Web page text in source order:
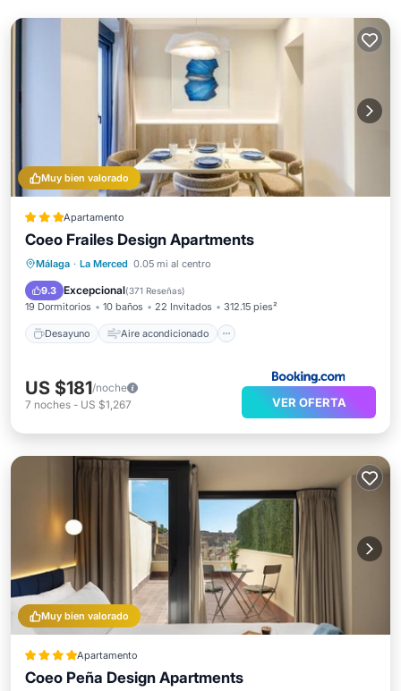
Muy bien valorado
Apartamento
Coeo Frailes Design Apartments
Málaga · La Merced 0.05 mi al centro
9.3 Excepcional(371 Reseñas)
19 Dormitorios 10 baños 22 Invitados 312.15 pies²
Desayuno Aire acondicionado
Desayuno
Aire acondicionado
Internet
Apto para niños
US $181/noche
7 noches - US $1,267 VER OFERTA
Muy bien valorado
Apartamento
Coeo Peña Design Apartments